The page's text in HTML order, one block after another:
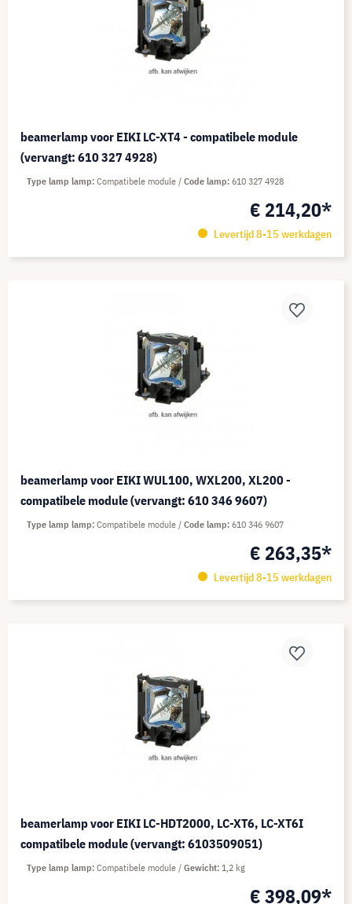
beamerlamp voor EIKI LC-XT4 - compatibele module
(vervangt: 610 327 4928)
€ 214,20*
Levertijd 8-15 werkdagen
Type lamp lamp Compatibele module Code lamp 610 327 4928
beamerlamp voor EIKI WUL100, WXL200, XL200 -
compatibele module (vervangt: 610 346 9607)
€ 263,35*
Levertijd 8-15 werkdagen
Type lamp lamp Compatibele module Code lamp 610 346 9607
beamerlamp voor EIKI LC-HDT2000, LC-XT6, LC-XT6I
compatibele module (vervangt: 6103509051)
€ 398,09*
Type lamp lamp Compatibele module Gewicht 1,2 kg